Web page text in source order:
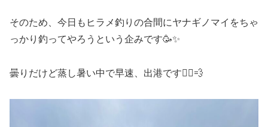
そのため、今日もヒラメ釣りの合間にヤナギノマイをちゃ
っかり釣ってやろうという企みです🥳✨
曇りだけど蒸し暑い中で早速、出港です🏃‍♀️💨